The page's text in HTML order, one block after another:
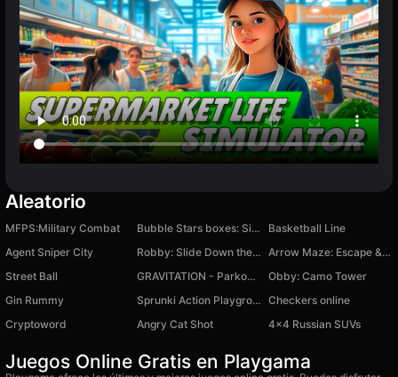
Aleatorio
MFPS:Military Combat Bubble Stars boxes: Sirius & Najia
Basketball Line
Agent Sniper City
Robby: Slide Down the Water Slide
Arrow Maze: Escape & Defend
Street Ball
GRAVITATION - Parkour with Knives
Obby: Camo Tower
Gin Rummy
Sprunki Action Playground: Ragdoll Sandbox Checkers online
Cryptoword
Angry Cat Shot 4x4 Russian SUVs
Juegos Online Gratis en Playgama